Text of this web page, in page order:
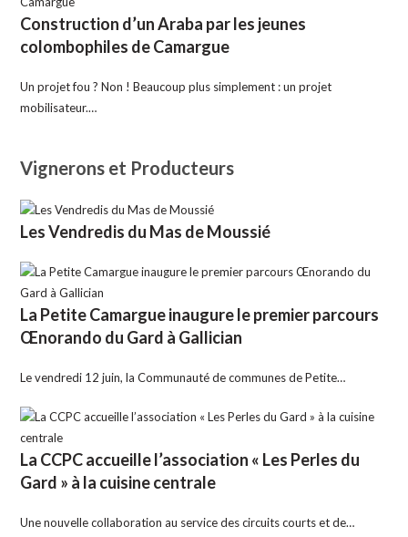
Construction d’un Araba par les jeunes
colombophiles de Camargue
Un projet fou ? Non ! Beaucoup plus simplement : un projet
mobilisateur.…
Vignerons et Producteurs
Les Vendredis du Mas de Moussié
La Petite Camargue inaugure le premier parcours
Œnorando du Gard à Gallician
Le vendredi 12 juin, la Communauté de communes de Petite…
La CCPC accueille l’association « Les Perles du
Gard » à la cuisine centrale
Une nouvelle collaboration au service des circuits courts et de…